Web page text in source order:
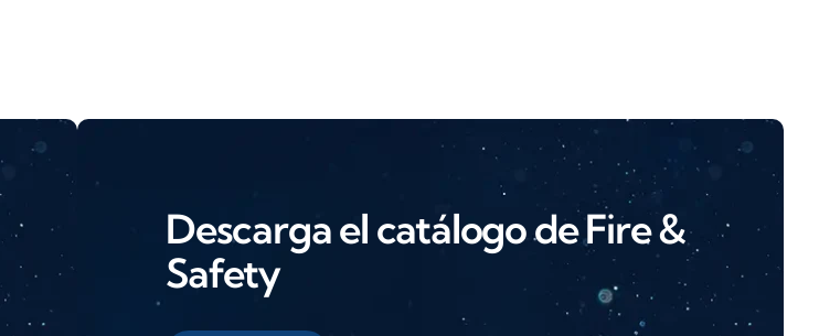
Descarga el catálogo de Fire &
Safety